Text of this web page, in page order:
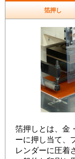
箔押し
箔押しとは、金
ーに押し当て、
レンダーに圧着